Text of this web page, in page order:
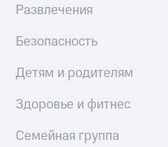
Развлечения
Безопасность
Детям и родителям
Здоровье и фитнес
Семейная группа